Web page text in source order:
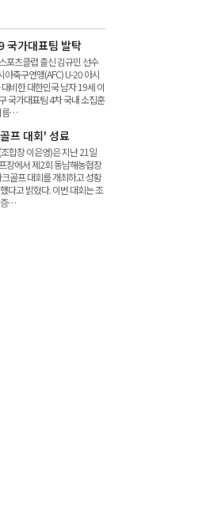
국가대표팀 발탁
포츠클럽 출신 김규민 선수
아축구연맹(AFC) U-20 아시
비한 대한민국 남자 19세 이
국가대표팀 4차 국내 소집훈
름…
프 대회' 성료
합장 이은영)은 지난 21일
장에서 제2회 동남해농협장
골프 대회를 개최하고 성황
다고 밝혔다. 이번 대회는 조
증…